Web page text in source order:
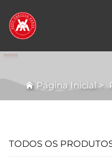
Página Inicial>
TODOS OS